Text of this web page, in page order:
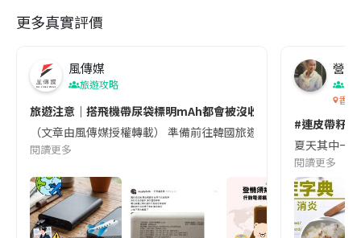
更多真實評價
風傳媒
旅遊攻略
旅遊注意｜搭飛機帶尿袋標明mAh都會被沒收😱出發前切記檢查
（文章由風傳媒授權轉載） 準備前往韓國旅遊的民眾，近期要
閱讀更多
營養
香港
#連皮帶籽
夏天其中一
閱讀更多